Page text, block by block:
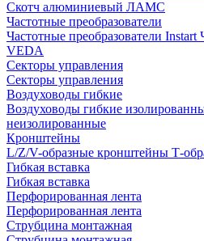
Скотч алюминиевый ЛАМС
Частотные преобразователи
Частотные преобразователи Instart
VEDA
Секторы управления
Секторы управления
Воздуховоды гибкие
Воздуховоды гибкие
неизолированные
Кронштейны
L/Z/V-образные кронштейны Т-
Гибкая вставка
Гибкая вставка
Перфорированная лента
Перфорированная лента
Струбцина монтажная